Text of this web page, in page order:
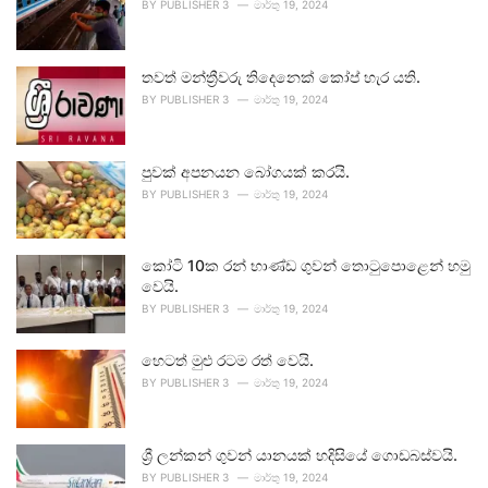
BY PUBLISHER 3 මාර්තු 19, 2024
තවත් මන්ත්‍රීවරු තිදෙනෙක් කෝප් හැර යති.
BY PUBLISHER 3 මාර්තු 19, 2024
පුවක් අපනයන බෝගයක් කරයි.
BY PUBLISHER 3 මාර්තු 19, 2024
කෝටි 10ක රන් භාණ්ඩ ගුවන් තොටුපොළෙන් හමු
වෙයි.
BY PUBLISHER 3 මාර්තු 19, 2024
හෙටත් මුළු රටම රත් වෙයි.
BY PUBLISHER 3 මාර්තු 19, 2024
ශ්‍රී ලන්කන් ගුවන් යානයක් හදිසියේ ගොඩබස්වයි.
BY PUBLISHER 3 මාර්තු 19, 2024